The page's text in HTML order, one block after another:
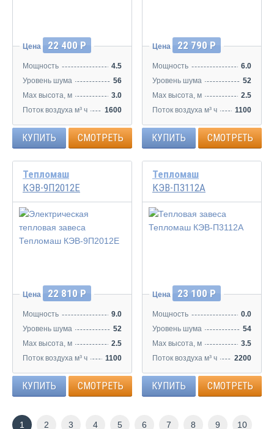
Цена 22 400 Р
Мощность
4.5
Уровень шума
56
Max высота, м
3.0
Поток воздуха м³ ч
1600
КУПИТЬ СМОТРЕТЬ
Цена 22 790 Р
Мощность
6.0
Уровень шума
52
Max высота, м
2.5
Поток воздуха м³ ч
1100
КУПИТЬ СМОТРЕТЬ
Тепломаш
КЭВ-9П2012Е
Цена 22 810 Р
Мощность
9.0
Уровень шума
52
Max высота, м
2.5
Поток воздуха м³ ч
1100
КУПИТЬ СМОТРЕТЬ
Тепломаш
КЭВ-П3112А
Цена 23 100 Р
Мощность
0.0
Уровень шума
54
Max высота, м
3.5
Поток воздуха м³ ч
2200
КУПИТЬ СМОТРЕТЬ
1 2 3 4 5 6 7 8 9 10